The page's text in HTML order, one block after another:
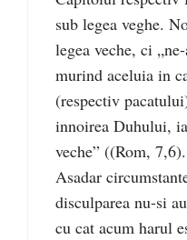
sub legea veghe.
legea veche, ci
murind aceluia in
(respectiv
innoirea Duhului,
veche” ((Rom, 7,6).
Asadar
disculparea nu-si
cu cat acum harul